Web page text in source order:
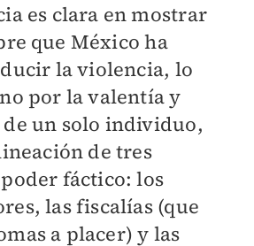
es clara en mostrar
que México ha
la violencia, lo
por la valentía y
de un solo individuo,
de tres
fáctico: los
las fiscalías (que
a placer) y las